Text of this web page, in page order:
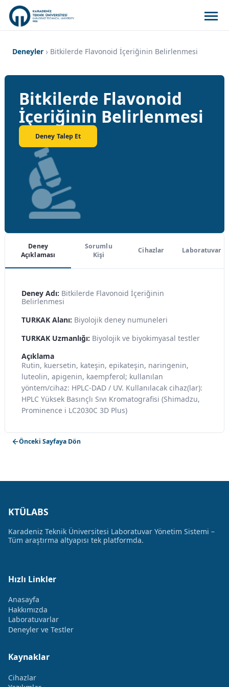
Deneyler Bitkilerde Flavonoid İçeriğinin Belirlenmesi
Bitkilerde Flavonoid
İçeriğinin Belirlenmesi
Deney Talep Et
Deney
Açıklaması
Sorumlu
Kişi
Cihazlar Laboratuvar
Deney Adı: Bitkilerde Flavonoid İçeriğinin
Belirlenmesi
TURKAK Alanı: Biyolojik deney numuneleri
TURKAK Uzmanlığı: Biyolojik ve biyokimyasal testler
Açıklama
Rutin, kuersetin, kateşin, epikateşin, naringenin,
luteolin, apigenin, kaempferol; kullanılan
yöntem/cihaz: HPLC-DAD / UV. Kullanılacak cihaz(lar):
HPLC Yüksek Basınçlı Sıvı Kromatografisi (Shimadzu,
Prominence i LC2030C 3D Plus)
Önceki Sayfaya Dön
KTÜLABS
Karadeniz Teknik Üniversitesi Laboratuvar Yönetim Sistemi –
Tüm araştırma altyapısı tek platformda.
Hızlı Linkler
Anasayfa
Hakkımızda
Laboratuvarlar
Deneyler ve Testler
Kaynaklar
Cihazlar